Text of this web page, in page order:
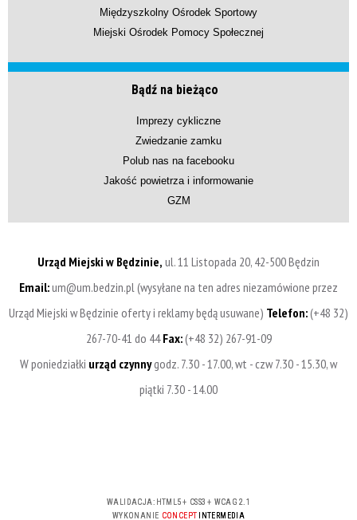
Międzyszkolny Ośrodek Sportowy
Miejski Ośrodek Pomocy Społecznej
Bądź na bieżąco
Imprezy cykliczne
Zwiedzanie zamku
Polub nas na facebooku
Jakość powietrza i informowanie
GZM
Urząd Miejski w Będzinie, ul. 11 Listopada 20, 42-500 Będzin
Email:um@um.bedzin.pl (wysyłane na ten adres niezamówione przez
Urząd Miejski w Będzinie oferty i reklamy będą usuwane) Telefon:(+48 32)
267-70-41 do 44Fax:(+48 32) 267-91-09
W poniedziałki urząd czynnygodz. 7.30 - 17.00, wt - czw 7.30 - 15.30, w
piątki 7.30 - 14.00
WALIDACJA: HTML5+ CSS3 + WCAG 2.1
WYKONANIE CONCEPT INTERMEDIA